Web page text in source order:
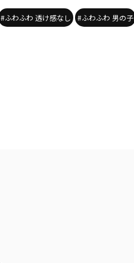
#ふわふわ 透け感なし #ふわふわ 男の子